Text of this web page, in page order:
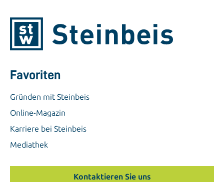
Favoriten
Gründen mit Steinbeis
Online-Magazin
Karriere bei Steinbeis
Mediathek
Kontaktieren Sie uns